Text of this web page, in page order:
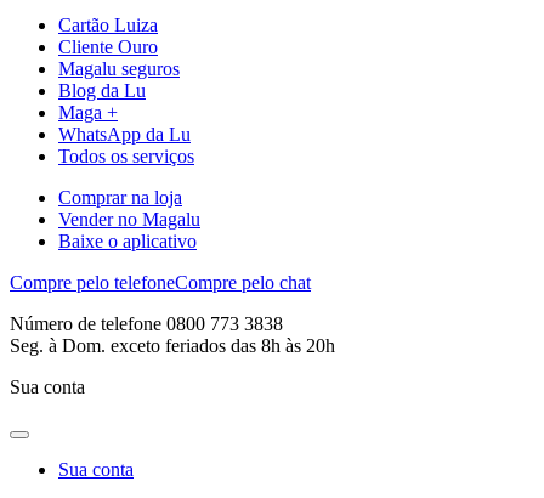
Cartão Luiza
Cliente Ouro
Magalu seguros
Blog da Lu
Maga +
WhatsApp da Lu
Todos os serviços
Comprar na loja
Vender no Magalu
Baixe o aplicativo
Compre pelo telefoneCompre pelo chat
Número de telefone 0800 773 3838
Seg. à Dom. exceto feriados das 8h às 20h
Sua conta
Sua conta